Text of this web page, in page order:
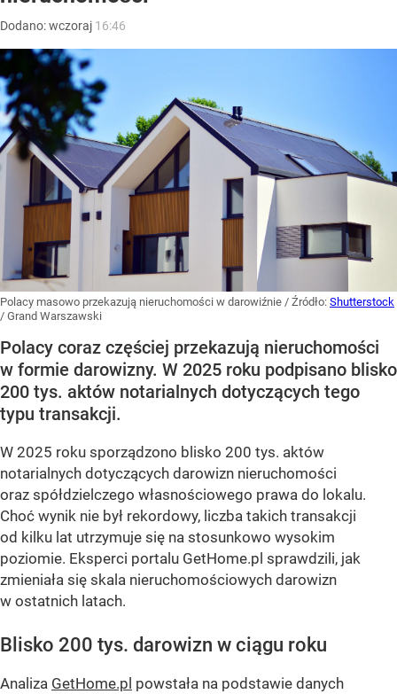
Dodano:wczoraj 16:46
Polacy masowo przekazują nieruchomości w darowiźnie / Źródło: Shutterstock
/ Grand Warszawski
Polacy coraz częściej przekazują nieruchomości
w formie darowizny. W 2025 roku podpisano blisko
200 tys. aktów notarialnych dotyczących tego
typu transakcji.
W 2025 roku sporządzono blisko 200 tys. aktów
notarialnych dotyczących darowizn nieruchomości
oraz spółdzielczego własnościowego prawa do lokalu.
Choć wynik nie był rekordowy, liczba takich transakcji
od kilku lat utrzymuje się na stosunkowo wysokim
poziomie. Eksperci portalu GetHome.pl sprawdzili, jak
zmieniała się skala nieruchomościowych darowizn
w ostatnich latach.
Blisko 200 tys. darowizn w ciągu roku
Analiza GetHome.pl powstała na podstawie danych